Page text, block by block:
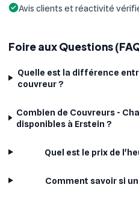
Avis clients et réactivité
Foire aux Questions
Quelle est la différence
couvreur ?
Combien de Couvreurs -
disponibles à Erstein ?
Quel est le prix de
Comment savoir si